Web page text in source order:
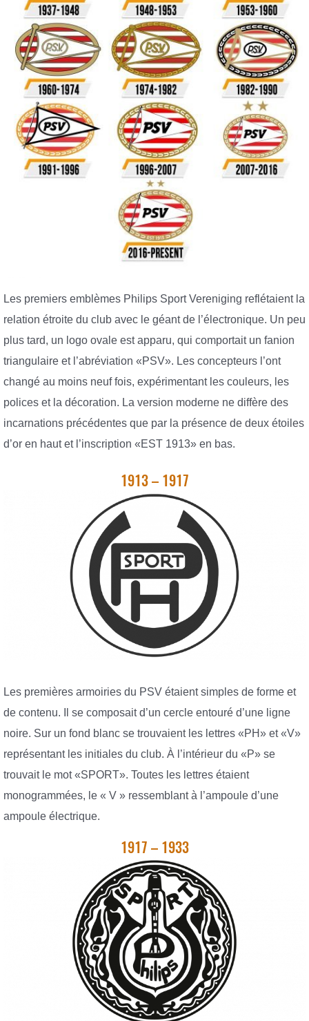
Les premiers emblèmes Philips Sport Vereniging reflétaient la
relation étroite du club avec le géant de l’électronique. Un peu
plus tard, un logo ovale est apparu, qui comportait un fanion
triangulaire et l’abréviation «PSV». Les concepteurs l’ont
changé au moins neuf fois, expérimentant les couleurs, les
polices et la décoration. La version moderne ne diffère des
incarnations précédentes que par la présence de deux étoiles
d’or en haut et l’inscription «EST 1913» en bas.
1913 – 1917
Les premières armoiries du PSV étaient simples de forme et
de contenu. Il se composait d’un cercle entouré d’une ligne
noire. Sur un fond blanc se trouvaient les lettres «PH» et «V»
représentant les initiales du club. À l’intérieur du «P» se
trouvait le mot «SPORT». Toutes les lettres étaient
monogrammées, le « V » ressemblant à l’ampoule d’une
ampoule électrique.
1917 – 1933